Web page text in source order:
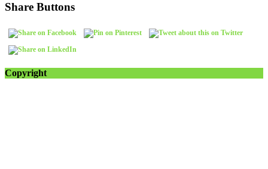
Share Buttons
Copyright